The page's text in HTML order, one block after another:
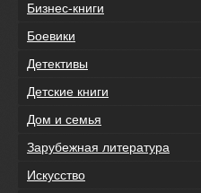
Бизнес-книги
Боевики
Детективы
Детские книги
Дом и семья
Зарубежная литература
Искусство